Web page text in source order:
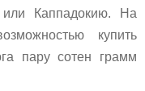
Каппадокию. На
купить
пару сотен грамм